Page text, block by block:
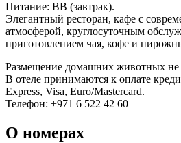
Питание: BB (завтрак).
Элегантный ресторан, кафе с
атмосферой, круглосуточным
приготовлением чая, кофе и
Размещение домашних животных не
В отеле принимаются к оплате
Express, Visa, Euro/Mastercard.
Телефон: +971 6 522 42 60
О номерах